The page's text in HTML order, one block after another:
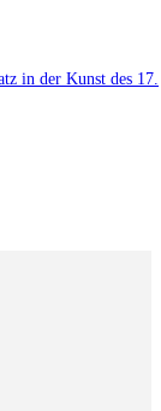
in der Kunst des 17.